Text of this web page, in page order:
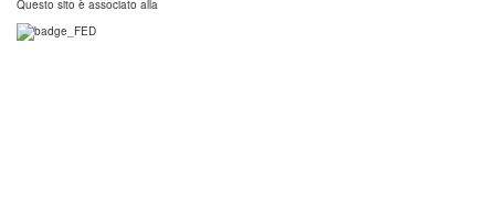
Questo sito è associato alla